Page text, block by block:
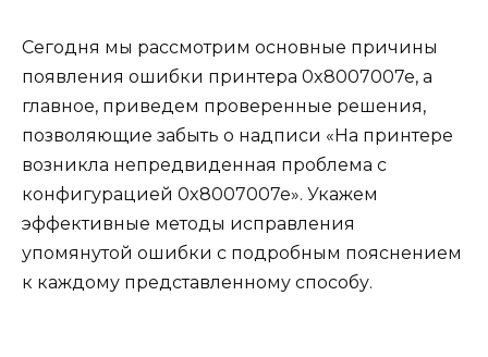
Сегодня мы рассмотрим основные причины
появления ошибки принтера 0x8007007e, а
главное, приведем проверенные решения,
позволяющие забыть о надписи «На принтере
возникла непредвиденная проблема с
конфигурацией 0x8007007e». Укажем
эффективные методы исправления
упомянутой ошибки с подробным пояснением
к каждому представленному способу.